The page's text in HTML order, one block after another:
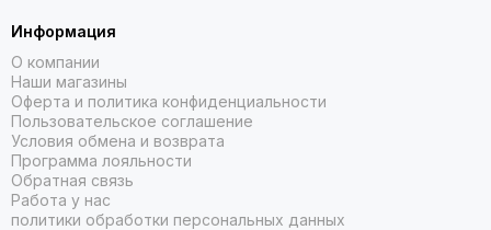
Информация
О компании
Наши магазины
Оферта и политика конфиденциальности
Пользовательское соглашение
Условия обмена и возврата
Программа лояльности
Обратная связь
Работа у нас
политики обработки персональных данных